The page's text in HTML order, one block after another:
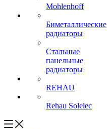
Mohlenhoff
Биметаллические
радиаторы
Стальные
панельные
радиаторы
REHAU
Rehau Solelec